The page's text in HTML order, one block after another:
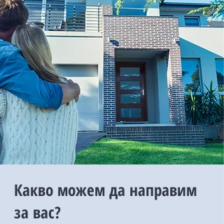
Какво можем да направим
за вас?